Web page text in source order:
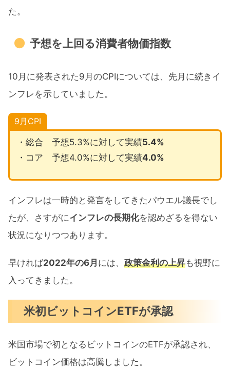
た。
予想を上回る消費者物価指数
10月に発表された9月のCPIについては、先月に続きイ
ンフレを示していました。
9月CPI
・総合 予想5.3%に対して実績5.4%
・コア 予想4.0%に対して実績4.0%
インフレは一時的と発言をしてきたパウエル議長でし
たが、さすがにインフレの長期化を認めざるを得ない
状況になりつつあります。
早ければ2022年の6月 には、 政策金利の上昇も視野に
入ってきました。
米初ビットコインETFが承認
米国市場で初となるビットコインのETFが承認され、
ビットコイン価格は高騰しました。